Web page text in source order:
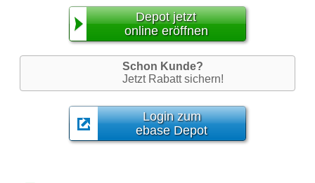
Depot jetzt
online eröffnen
Schon Kunde?
Jetzt Rabatt sichern!
Login zum
ebase Depot